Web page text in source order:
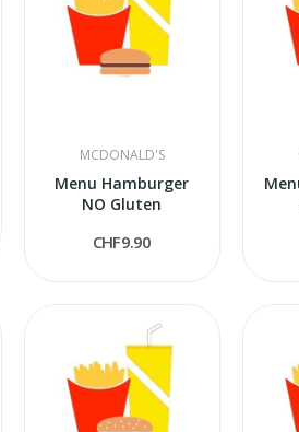
MCDONALD'S
Menu Hamburger
NO Gluten
CHF9.90